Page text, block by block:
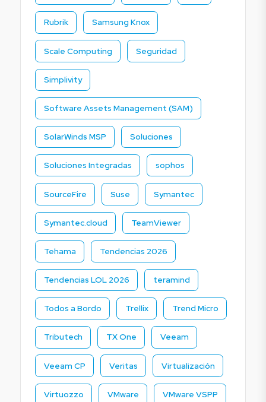
Rubrik Samsung Knox
Scale Computing Seguridad
Simplivity
Software Assets Management (SAM)
SolarWinds MSP Soluciones
Soluciones Integradas sophos
SourceFire Suse Symantec
Symantec.cloud TeamViewer
Tehama Tendencias 2026
Tendencias LOL 2026 teramind
Todos a Bordo Trellix Trend Micro
Tributech TX One Veeam
Veeam CP Veritas Virtualización
Virtuozzo VMware VMware VSPP